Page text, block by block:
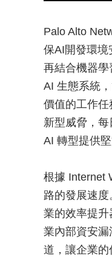
Palo Alto
保AI開發環境
再結合機器
AI 生態系統
價值的工作
新型威脅，
AI 轉型提供堅
根據 Internet
路的發展速
業的效率提
業內部資安
道，讓企業的